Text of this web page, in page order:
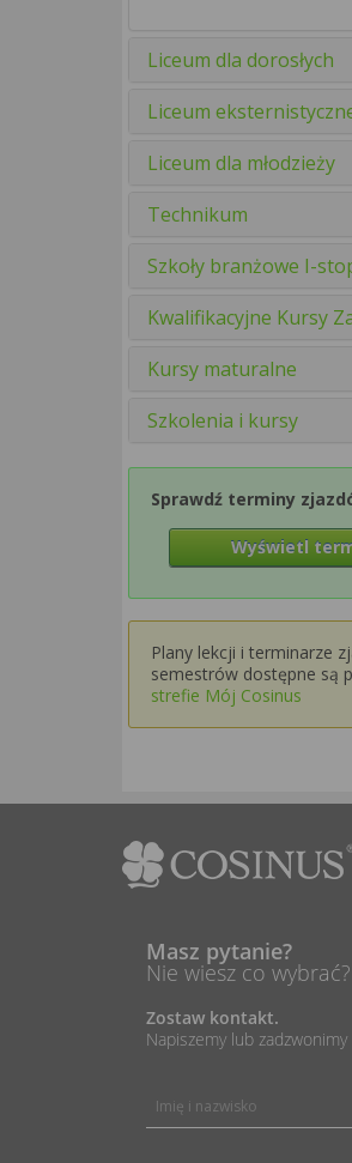
Liceum dla dorosłych
Liceum
Liceum dla młodzieży
Technikum
Szkoły branżowe I-
Kwalifikacyjne Kursy
Kursy maturalne
Szkolenia i kursy
Sprawdź terminy
Wyświetl
Plany lekcji i terminarze
semestrów dostępne są
strefie Mój Cosinus
Masz pytanie?
Nie wiesz co wybrać?
Zostaw kontakt.
Napiszemy lub